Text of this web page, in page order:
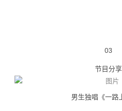
03
节目分享
男生独唱《一路